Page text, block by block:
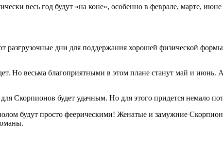
весь год будут «на коне», особенно в феврале, марте, июне
дни для поддержания хорошей физической
Но весьма благоприятными в этом плане станут май и июнь.
Скорпионов будет удачным. Но для этого придется немало
будут просто феерическими! Женатые и замужние